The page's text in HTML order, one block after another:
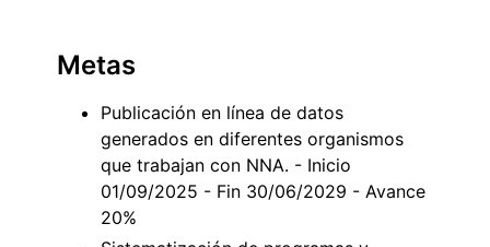
Metas
Publicación en línea de datos
generados en diferentes organismos
que trabajan con NNA. - Inicio
01/09/2025 - Fin 30/06/2029 - Avance
20%